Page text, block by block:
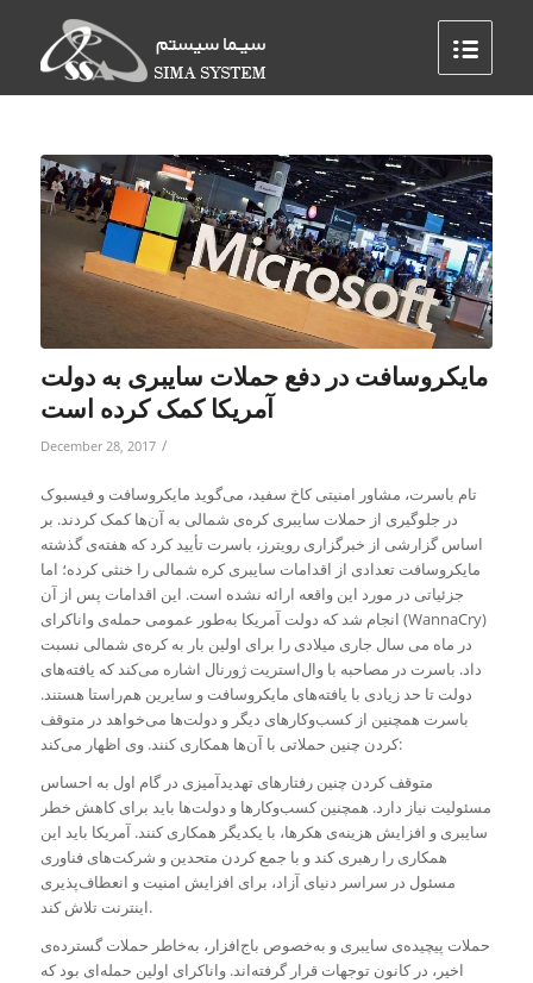
مایکروسافت در دفع حملات سایبری به دولت
آمریکا کمک کرده است
December 28, 2017 /
تام باسرت، مشاور امنیتی کاخ سفید، می‌گوید مایکروسافت و فیسبوک
در جلوگیری از حملات سایبری کره‌ی شمالی به آن‌ها کمک کردند. بر
اساس گزارشی از خبرگزاری رویترز، باسرت تأیید کرد که هفته‌ی گذشته
مایکروسافت تعدادی از اقدامات سایبری کره شمالی را خنثی کرده؛ اما
جزئیاتی در مورد این واقعه ارائه نشده است. این اقدامات پس از آن
انجام شد که دولت آمریکا به‌طور عمومی حمله‌ی وانا‌کرای (WannaCry)
در ماه می سال جاری میلادی را برای اولین بار به کره‌‌ی شمالی نسبت
داد. باسرت در مصاحبه با وال‌استریت ژورنال اشاره می‌کند که یافته‌های
دولت تا حد زیادی با یافته‌های مایکروسافت و سایرین هم‌راستا هستند.
باسرت همچنین از کسب‌وکارهای دیگر و دولت‌ها می‌خواهد در متوقف
کردن چنین حملاتی با آن‌ها همکاری کنند. وی اظهار می‌کند:
متوقف کردن چنین رفتارهای تهدیدآمیزی در گام اول به احساس
مسئولیت نیاز دارد. همچنین کسب‌وکارها و دولت‌ها باید برای کاهش خطر
سایبری و افزایش هزینه‌ی هکرها، با یکدیگر همکاری کنند. آمریکا باید این
همکاری را رهبری کند و با جمع کردن متحدین و شرکت‌های فناوری
مسئول در سراسر دنیای آزاد، برای افزایش امنیت و انعطاف‌پذیری
اینترنت تلاش کند.
حملات پیچیده‌ی سایبری و به‌خصوص باج‌افزار، به‌خاطر حملات گسترده‌ی
اخیر، در کانون توجهات قرار گرفته‌اند. واناکرای اولین حمله‌ای بود که